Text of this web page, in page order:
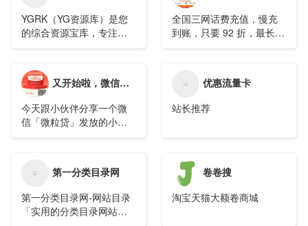
YGRK（YG资源库）是您
的综合资源宝库，专注于
心整理和收集了来自世界
各地的最新应用程序、实
用工具、令人惊叹的网站
以及丰富多彩的影视内
容。不管您是寻找最新的
将是您的首选资源站点。
全国三网话费充值，慢充
到账，只要 92 折，最长
又开始啦，微信的羊毛，赶紧薅！
今天跟小伙伴分享一个微
信「微粒贷」发放的小福
赶紧冲吧。○领取20元红包
○保存下方图片扫码进入官
方小程序，根据提示查询
额度即可领取，此活动是
优惠流量卡
站长推荐
第一分类目录网
第一分类目录网-网站目录
「实用的分类目录网站大
卷卷搜
淘宝天猫大额卷商城